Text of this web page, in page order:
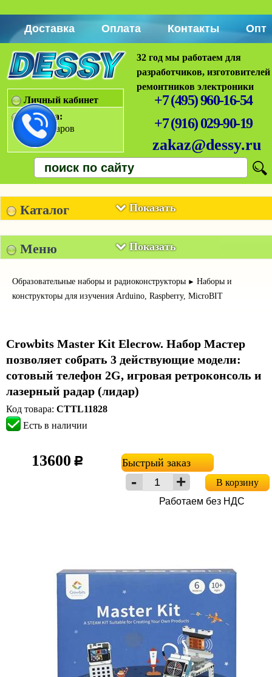
Доставка Оплата Контакты Опт
32 год мы работаем для
разработчиков,
ремонтников электроники
+7 (495) 960-16-54
+7 (916) 029-90-19
zakaz@dessy.ru
Личный кабинет
Корзина:
Нет товаров
Показать
Каталог
Показать
Меню
Образовательные наборы и радиоконструкторы ► Наборы и
конструкторы для изучения Arduino, Raspberry, MicroBIT
Crowbits Master Kit Elecrow. Набор Мастер
позволяет собрать 3 действующие модели:
сотовый телефон 2G, игровая ретроконсоль и
лазерный радар (лидар)
Код товара: CTTL11828
Есть в наличии
13600 c Быстрый заказ
В корзину
Работаем без НДС